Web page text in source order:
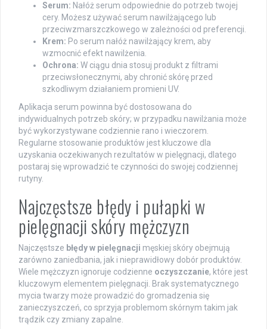
Serum: Nałóż serum odpowiednie do potrzeb twojej
cery. Możesz używać serum nawilżającego lub
przeciwzmarszczkowego w zależności od preferencji.
Krem: Po serum nałóż nawilżający krem, aby
wzmocnić efekt nawilżenia.
Ochrona: W ciągu dnia stosuj produkt z filtrami
przeciwsłonecznymi, aby chronić skórę przed
szkodliwym działaniem promieni UV.
Aplikacja serum powinna być dostosowana do
indywidualnych potrzeb skóry; w przypadku nawilżania może
być wykorzystywane codziennie rano i wieczorem.
Regularne stosowanie produktów jest kluczowe dla
uzyskania oczekiwanych rezultatów w pielęgnacji, dlatego
postaraj się wprowadzić te czynności do swojej codziennej
rutyny.
Najczęstsze błędy i pułapki w
pielęgnacji skóry mężczyzn
Najczęstsze błędy w pielęgnacji męskiej skóry obejmują
zarówno zaniedbania, jak i nieprawidłowy dobór produktów.
Wiele mężczyzn ignoruje codzienne oczyszczanie, które jest
kluczowym elementem pielęgnacji. Brak systematycznego
mycia twarzy może prowadzić do gromadzenia się
zanieczyszczeń, co sprzyja problemom skórnym takim jak
trądzik czy zmiany zapalne.